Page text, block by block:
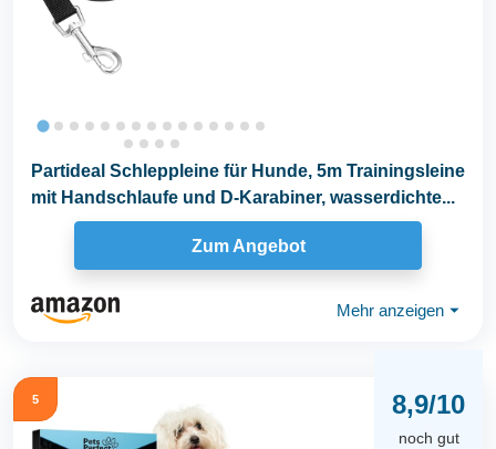
Partideal Schleppleine für Hunde, 5m Trainingsleine
mit Handschlaufe und D-Karabiner, wasserdichte...
Zum Angebot
Mehr anzeigen ⏷
5 8,9/10
noch gut